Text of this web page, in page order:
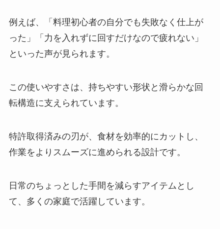
例えば、「料理初心者の自分でも失敗なく仕上が
った」「力を入れずに回すだけなので疲れない」
といった声が見られます。
この使いやすさは、持ちやすい形状と滑らかな回
転構造に支えられています。
特許取得済みの刃が、食材を効率的にカットし、
作業をよりスムーズに進められる設計です。
日常のちょっとした手間を減らすアイテムとし
て、多くの家庭で活躍しています。